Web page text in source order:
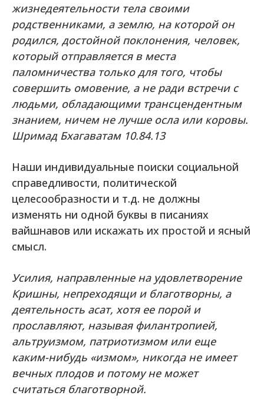
жизнедеятельности тела своими
родственниками, а землю, на которой он
родился, достойной поклонения, человек,
который отправляется в места
паломничества только для того, чтобы
совершить омовение, а не ради встречи с
людьми, обладающими трансцендентным
знанием, ничем не лучше осла или коровы.
Шримад Бхагаватам 10.84.13
Наши индивидуальные поиски социальной
справедливости, политической
целесообразности и т.д. не должны
изменять ни одной буквы в писаниях
вайшнавов или искажать их простой и ясный
смысл.
Усилия, направленные на удовлетворение
Кришны, непреходящи и благотворны, а
деятельность асат, хотя ее порой и
прославляют, называя филантропией,
альтруизмом, патриотизмом или еще
каким-нибудь «измом», никогда не имеет
вечных плодов и потому не может
считаться благотворной.